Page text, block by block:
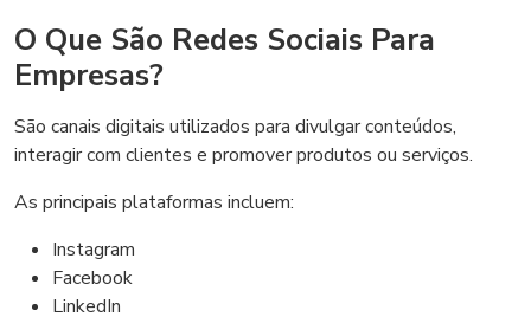
O Que São Redes Sociais Para
Empresas?
São canais digitais utilizados para divulgar conteúdos,
interagir com clientes e promover produtos ou serviços.
As principais plataformas incluem:
Instagram
Facebook
LinkedIn